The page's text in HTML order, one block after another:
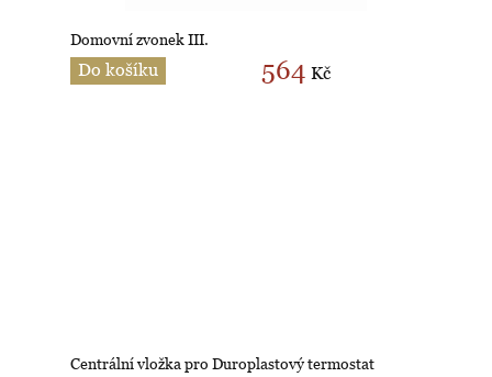
Domovní zvonek III.
Do košíku 564 Kč
Centrální vložka pro Duroplastový termostat